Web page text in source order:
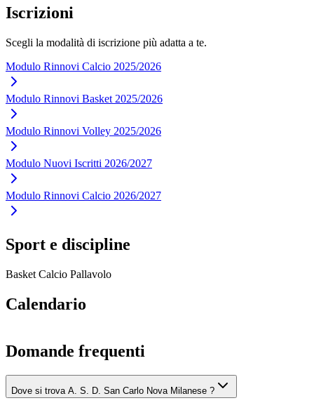
Iscrizioni
Scegli la modalità di iscrizione più adatta a te.
Modulo Rinnovi Calcio 2025/2026
Modulo Rinnovi Basket 2025/2026
Modulo Rinnovi Volley 2025/2026
Modulo Nuovi Iscritti 2026/2027
Modulo Rinnovi Calcio 2026/2027
Sport e discipline
Basket Calcio Pallavolo
Calendario
Domande frequenti
Dove si trova A. S. D. San Carlo Nova Milanese ?